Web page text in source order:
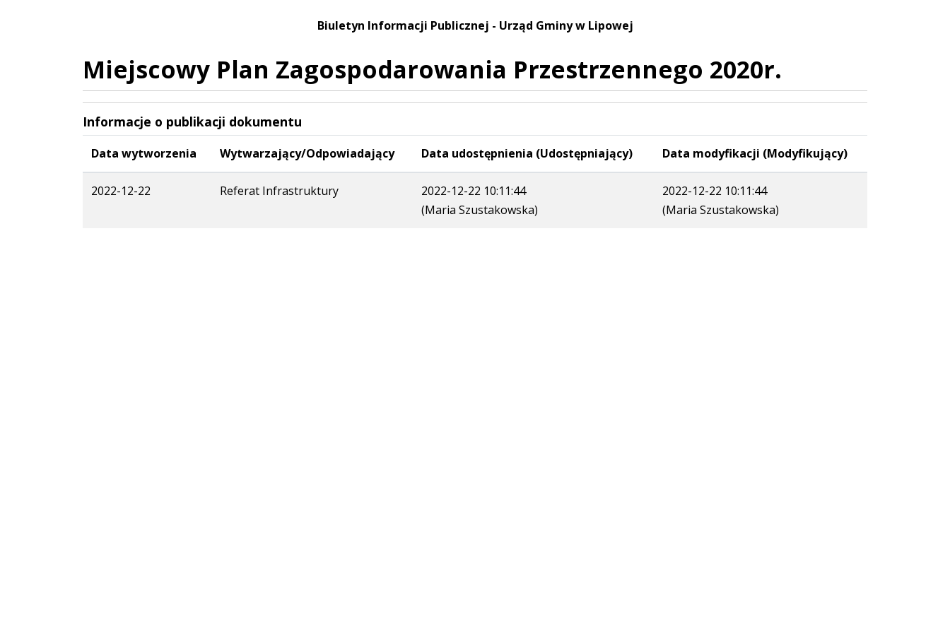
Biuletyn Informacji Publicznej - Urząd Gminy w Lipowej
Miejscowy Plan Zagospodarowania Przestrzennego 2020r.
Informacje o publikacji dokumentu
Data wytworzenia Wytwarzający/Odpowiadający Data udostępnienia (Udostępniający) Data modyfikacji (Modyfikujący)
2022-12-22 Referat Infrastruktury
2022-12-22 10:11:44
(Maria Szustakowska)
2022-12-22 10:11:44
(Maria Szustakowska)